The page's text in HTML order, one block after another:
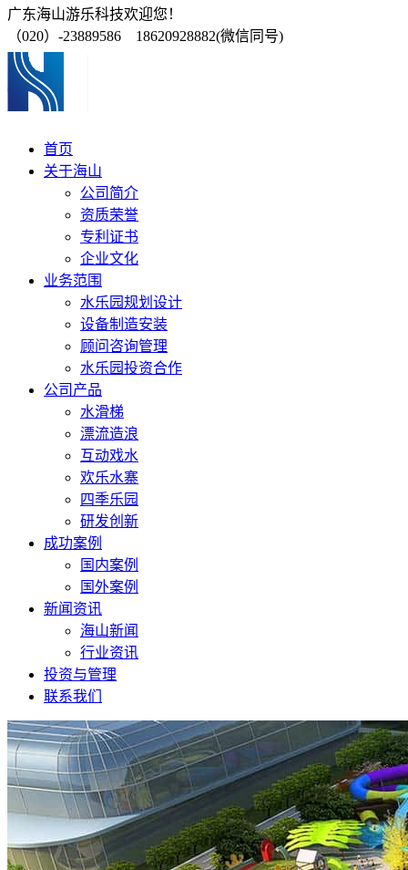
广东海山游乐科技欢迎您！
（020）-23889586 18620928882(微信同号)
首页
关于海山
公司简介
资质荣誉
专利证书
企业文化
业务范围
水乐园规划设计
设备制造安装
顾问咨询管理
水乐园投资合作
公司产品
水滑梯
漂流造浪
互动戏水
欢乐水寨
四季乐园
研发创新
成功案例
国内案例
国外案例
新闻资讯
海山新闻
行业资讯
投资与管理
联系我们